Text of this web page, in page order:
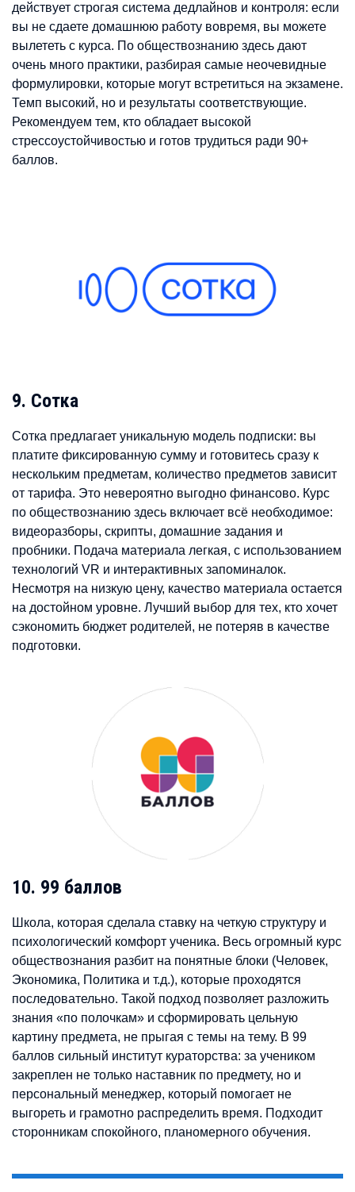
действует строгая система дедлайнов и контроля: если
вы не сдаете домашнюю работу вовремя, вы можете
вылететь с курса. По обществознанию здесь дают
очень много практики, разбирая самые неочевидные
формулировки, которые могут встретиться на экзамене.
Темп высокий, но и результаты соответствующие.
Рекомендуем тем, кто обладает высокой
стрессоустойчивостью и готов трудиться ради 90+
баллов.
9. Сотка
Сотка предлагает уникальную модель подписки: вы
платите фиксированную сумму и готовитесь сразу к
нескольким предметам, количество предметов зависит
от тарифа. Это невероятно выгодно финансово. Курс
по обществознанию здесь включает всё необходимое:
видеоразборы, скрипты, домашние задания и
пробники. Подача материала легкая, с использованием
технологий VR и интерактивных запоминалок.
Несмотря на низкую цену, качество материала остается
на достойном уровне. Лучший выбор для тех, кто хочет
сэкономить бюджет родителей, не потеряв в качестве
подготовки.
10. 99 баллов
Школа, которая сделала ставку на четкую структуру и
психологический комфорт ученика. Весь огромный курс
обществознания разбит на понятные блоки (Человек,
Экономика, Политика и т.д.), которые проходятся
последовательно. Такой подход позволяет разложить
знания «по полочкам» и сформировать цельную
картину предмета, не прыгая с темы на тему. В 99
баллов сильный институт кураторства: за учеником
закреплен не только наставник по предмету, но и
персональный менеджер, который помогает не
выгореть и грамотно распределить время. Подходит
сторонникам спокойного, планомерного обучения.